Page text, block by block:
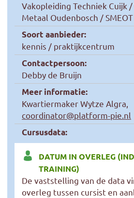
Vakopleiding Techniek Cuijk
Metaal Oudenbosch /
Soort aanbieder:
kennis / praktijkcentrum
Contactpersoon:
Debby de Bruijn
Meer informatie:
Kwartiermaker Wytze Algra,
coordinator@platform-pie.nl
Cursusdata:
DATUM IN OVERLEG
TRAINING)
De vaststelling van de data
overleg tussen cursist en